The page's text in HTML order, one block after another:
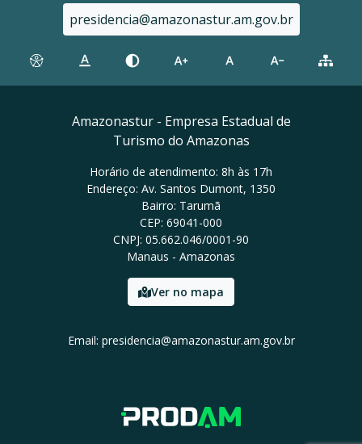
presidencia@amazonastur.am.gov.br
Amazonastur - Empresa Estadual de
Turismo do Amazonas
Horário de atendimento: 8h às 17h
Endereço: Av. Santos Dumont, 1350
Bairro: Tarumã
CEP: 69041-000
CNPJ: 05.662.046/0001-90
Manaus - Amazonas
Ver no mapa
Email: presidencia@amazonastur.am.gov.br